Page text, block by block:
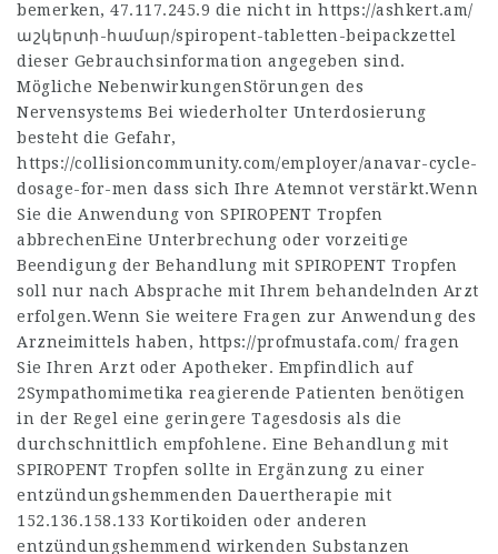
bemerken, 47.117.245.9 die nicht in https://ashkert.am/
աշկերտի-համար/spiropent-tabletten-beipackzettel
dieser Gebrauchsinformation angegeben sind.
Mögliche NebenwirkungenStörungen des
Nervensystems Bei wiederholter Unterdosierung
besteht die Gefahr,
https://collisioncommunity.com/employer/anavar-cycle-
dosage-for-men dass sich Ihre Atemnot verstärkt.Wenn
Sie die Anwendung von SPIROPENT Tropfen
abbrechenEine Unterbrechung oder vorzeitige
Beendigung der Behandlung mit SPIROPENT Tropfen
soll nur nach Absprache mit Ihrem behandelnden Arzt
erfolgen.Wenn Sie weitere Fragen zur Anwendung des
Arzneimittels haben, https://profmustafa.com/ fragen
Sie Ihren Arzt oder Apotheker. Empfindlich auf
2Sympathomimetika reagierende Patienten benötigen
in der Regel eine geringere Tagesdosis als die
durchschnittlich empfohlene. Eine Behandlung mit
SPIROPENT Tropfen sollte in Ergänzung zu einer
entzündungshemmenden Dauertherapie mit
152.136.158.133 Kortikoiden oder anderen
entzündungshemmend wirkenden Substanzen